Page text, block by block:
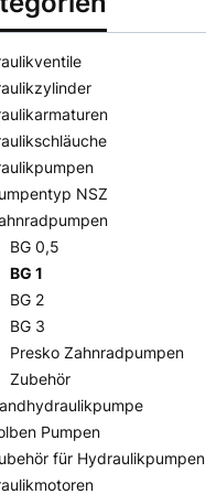
NSZ
BG 0,5
BG 1
BG 2
BG 3
Presko Zahnradpumpen
Zubehör
Pumpen
für Hydraulikpumpen